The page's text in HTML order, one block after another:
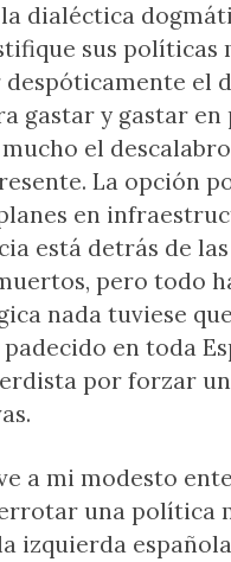
dialéctica
sus políticas
el
gastar y gastar
el
La opción
en
está detrás de
pero todo
nada tuviese
en toda
por forzar
a mi modesto
una política
izquierda